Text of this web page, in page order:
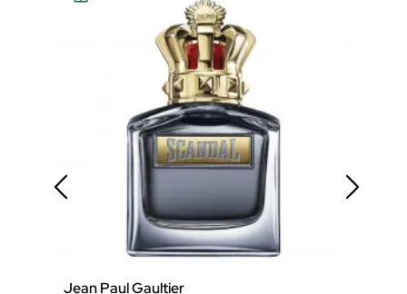
Jean Paul Gaultier